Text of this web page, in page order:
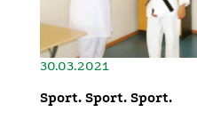
30.03.2021
Sport. Sport. Sport.